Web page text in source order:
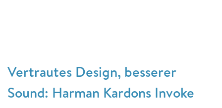
Vertrautes Design, besserer
Sound: Harman Kardons Invoke